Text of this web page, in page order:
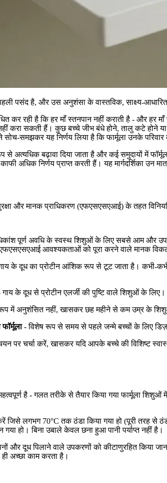
पसंद है, और उस अनुशंसा के वास्तविक, साक्ष्य-आधारित
कर रही है कि हर माँ स्तनपान नहीं कराती है - और
करा सकती हैं। कुछ बच्चे जीभ बंधे होने, तालु कटे
ने सोच-समझकर यह निर्णय लिया है कि फार्मूला उनके
अत्यधिक बढ़ावा दिया जाता है और कई समुदायों में
अधिक निर्णय प्राप्त करती हैं। यह मार्गदर्शिका उन
और मानक प्राधिकरण (एफएसएसएआई) के तहत
पूर्ण अवधि के स्वस्थ शिशुओं के लिए सबसे आम और
एफएसएसएआई आवश्यकताओं को पूरा करने वाले मानक
के दूध का प्रोटीन आंशिक रूप से टूट जाता है। कभी-कभी
के दूध से प्रोटीन एलर्जी की पुष्टि वाले शिशुओं के लिए।
में अनुशंसित नहीं, खासकर छह महीने से कम उम्र के शिशुओं
- विशेष रूप से समय से पहले जन्मे बच्चों के लिए
पर चर्चा करें, खासकर यदि आपके बच्चे की विशिष्ट
है - गलत तरीके से तैयार किया गया फार्मूला
जिसे लगभग 70°C तक ठंडा किया गया हो (पूरी तरह से
हो। बिना उबाले केवल छना हुआ पानी पर्याप्त नहीं है।
और दूध पिलाने वाले उपकरणों को कीटाणुरहित किया
अच्छा काम करता है।